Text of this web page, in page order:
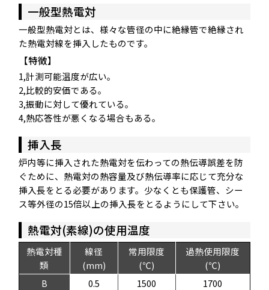
一般型熱電対
一般型熱電対とは、様々な管径の中に絶縁管で絶縁され
た熱電対線を挿入したものです。
【特徴】
1,計測可能温度が広い。
2,比較的安価である。
3,振動に対して優れている。
4,熱応答性が悪くなる場合もある。
挿入長
炉内等に挿入された熱電対を伝わっての熱伝導誤差を防
ぐために、熱電対の熱容量及び熱伝導率に応じて充分な
挿入長をとる必要があります。少なくとも保護管、シー
ス等外径の15倍以上の挿入長をとるようにして下さい。
熱電対(素線)の使用温度
熱電対種
類
線径
(mm)
常用限度
(℃)
過熱使用限度
(℃)
B
0.5 1500
1700